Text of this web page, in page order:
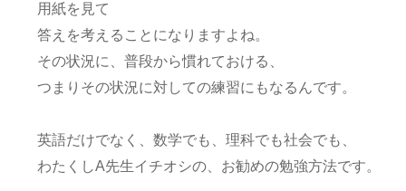
用紙を見て
答えを考えることになりますよね。
その状況に、普段から慣れておける、
つまりその状況に対しての練習にもなるんです。
英語だけでなく、数学でも、理科でも社会でも、
わたくしA先生イチオシの、お勧めの勉強方法です。